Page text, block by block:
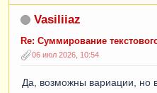
Vasiliiaz
Re: Суммирование
06 июл 2026, 10:54
Да, возможны вариации, но